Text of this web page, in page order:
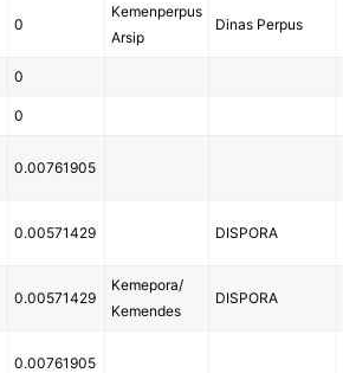
0
Kemenperpus
Arsip
Dinas Perpus
0
0
0.00761905
0.00571429 DISPORA
0.00571429
Kemepora/
Kemendes
DISPORA
0.00761905